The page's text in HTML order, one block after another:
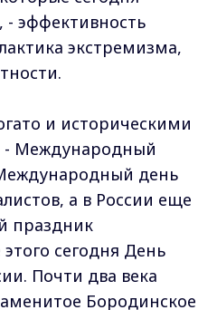
- эффективность
экстремизма,
и историческими
- Международный
день
а в России еще
праздник
сегодня День
Почти два века
Бородинское